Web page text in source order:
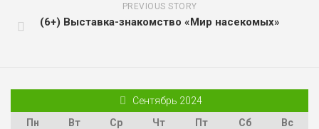
PREVIOUS STORY
(6+) Выставка-знакомство «Мир насекомых»
Сентябрь 2024
Пн
Вт Ср Чт Пт Сб
Вс